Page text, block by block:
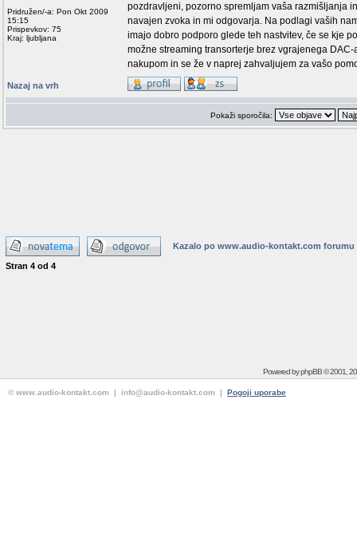
Pridružen/-a: Pon Okt 2009
15:15
Prispevkov: 75
Kraj: ljubljana
pozdravljeni, pozorno spremljam vaša razmišljanja
navajen zvoka in mi odgovarja. Na podlagi vaših
imajo dobro podporo glede teh nastvitev, če se kje
možne streaming transorterje brez vgrajenega
nakupom in se že v naprej zahvaljujem za vašo
Nazaj na vrh
Pokaži sporočila:
Kazalo po www.audio-kontakt.com forumu
Stran 4 od 4
Powered byphpBB© 2001,
© www.audio-kontakt.com | info@audio-kontakt.com | Pogoji uporabe